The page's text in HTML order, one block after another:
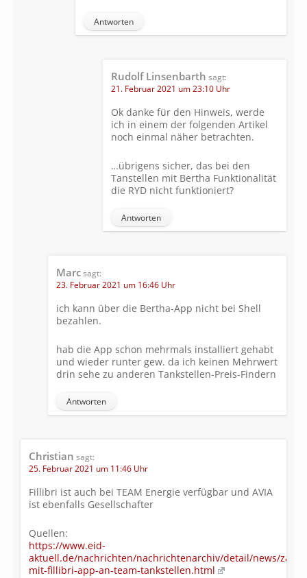
Antworten
Rudolf Linsenbarth sagt:
21. Februar 2021 um 23:10 Uhr
Ok danke für den Hinweis, werde
ich in einem der folgenden Artikel
noch einmal näher betrachten.
…übrigens sicher, das bei den
Tanstellen mit Bertha Funktionalität
die RYD nicht funktioniert?
Antworten
Marcsagt:
23. Februar 2021 um 16:46 Uhr
ich kann über die Bertha-App nicht bei Shell
bezahlen.
hab die App schon mehrmals installiert gehabt
und wieder runter gew. da ich keinen Mehrwert
drin sehe zu anderen Tankstellen-Preis-Findern
Antworten
Christian sagt:
25. Februar 2021 um 11:46 Uhr
Fillibri ist auch bei TEAM Energie verfügbar und AVIA
ist ebenfalls Gesellschafter
Quellen:
https://www.eid-
aktuell.de/nachrichten/nachrichtenarchiv/detail/news/
mit-fillibri-app-an-team-tankstellen.html